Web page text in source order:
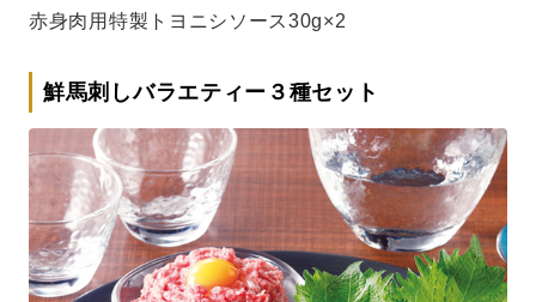
赤身肉用特製トヨニシソース30g×2
鮮馬刺しバラエティー３種セット